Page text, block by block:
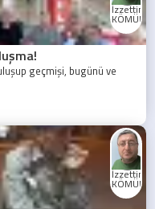
geçmişi, bugünü ve
İzzettin
İzzettin